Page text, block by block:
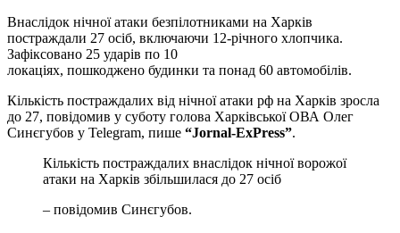
Внаслідок нічної атаки безпілотниками на Харків
постраждали 27 осіб, включаючи 12-річного хлопчика.
Зафіксовано 25 ударів по 10
локаціях, пошкоджено будинки та понад 60 автомобілів.
Кількість постраждалих від нічної атаки рф на Харків зросла
до 27, повідомив у суботу голова Харківської ОВА Олег
Синєгубов у Telegram, пише “Jornal-ExPress”.
Кількість постраждалих внаслідок нічної ворожої
атаки на Харків збільшилася до 27 осіб
– повідомив Синєгубов.